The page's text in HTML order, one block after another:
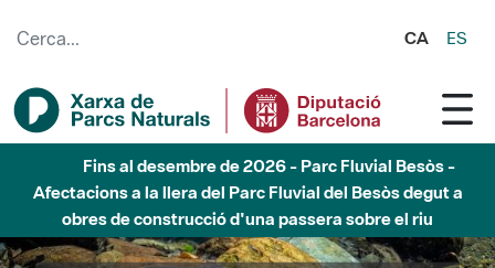
CA ES
Fins al desembre de 2026 - Parc Fluvial Besòs -
Afectacions a la llera del Parc Fluvial del Besòs degut a
obres de construcció d'una passera sobre el riu